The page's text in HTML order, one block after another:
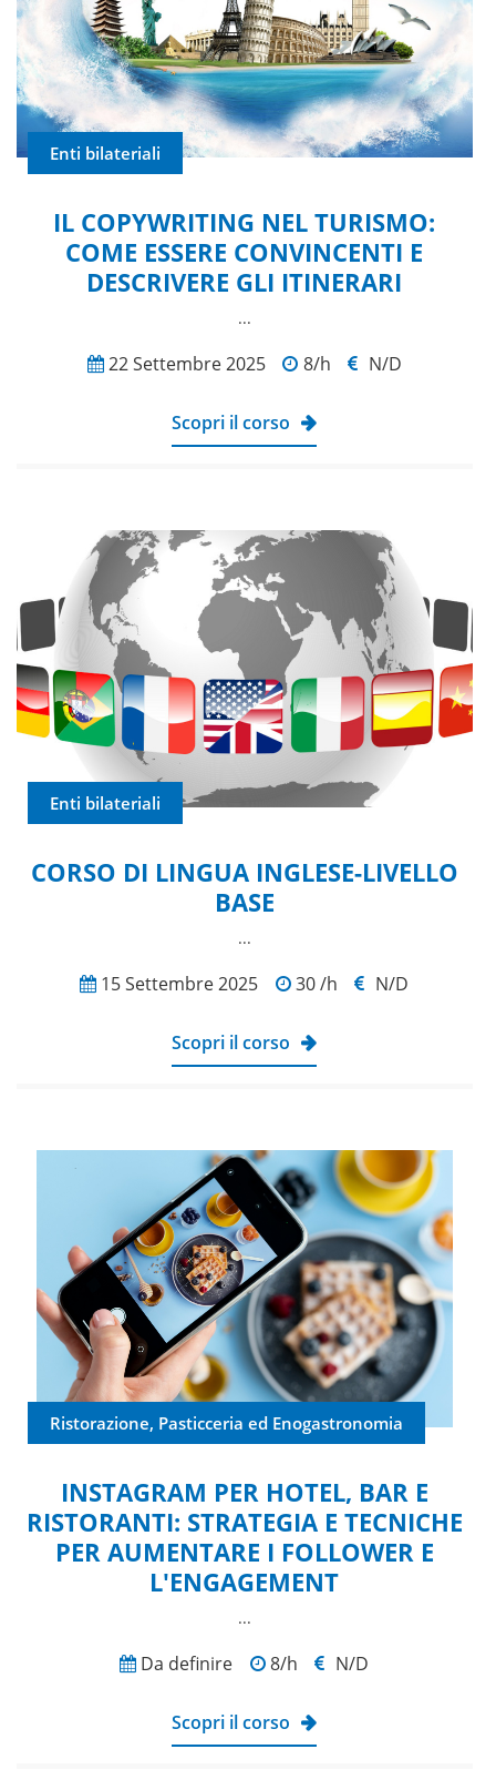
Enti bilateriali
IL COPYWRITING NEL TURISMO:
COME ESSERE CONVINCENTI E
DESCRIVERE GLI ITINERARI
...
22 Settembre 2025 8/h N/D
Scopri il corso
Enti bilateriali
CORSO DI LINGUA INGLESE-LIVELLO
BASE
...
15 Settembre 2025 30 /h N/D
Scopri il corso
Ristorazione, Pasticceria ed Enogastronomia
INSTAGRAM PER HOTEL, BAR E
RISTORANTI: STRATEGIA E TECNICHE
PER AUMENTARE I FOLLOWER E
L'ENGAGEMENT
...
Da definire 8/h N/D
Scopri il corso